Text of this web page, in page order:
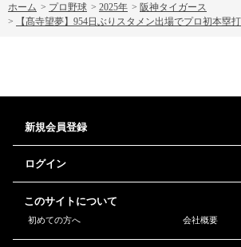
ホーム > プロ野球 > 2025年 > 阪神タイガース
>
【髙寺望夢】954日ぶりスタメン出場でプロ初本塁打
新規会員登録
ログイン
このサイトについて
初めての方へ 会社概要